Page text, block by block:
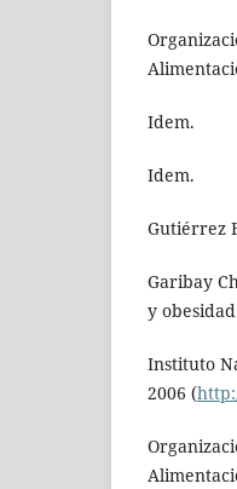
Idem.
Idem.
Gutiérrez
Garibay
y
Instituto
2006 (